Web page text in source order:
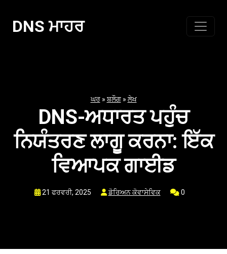
DNS ਮਾਹਰ
ਘਰ»ਬਲੌਗ»ਲੇਖ
DNS-ਅਧਾਰਤ ਪਹੁੰਚ
ਨਿਯੰਤਰਣ ਲਾਗੂ ਕਰਨਾ: ਇੱਕ
ਵਿਆਪਕ ਗਾਈਡ
21 ਫਰਵਰੀ, 2025 ਡੋਰਿਅਨ ਕੋਵਾਸੇਵਿਕ 0